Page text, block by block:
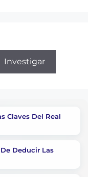
Investigar
Claves Del Real
Deducir Las